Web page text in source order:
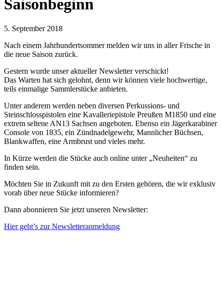
Saisonbeginn
5. September 2018
Nach einem Jahrhundertsommer melden wir uns in aller Frische in
die neue Saison zurück.
Gestern wurde unser aktueller Newsletter verschickt!
Das Warten hat sich gelohnt, denn wir können viele hochwertige,
teils einmalige Sammlerstücke anbieten.
Unter anderem werden neben diversen Perkussions- und
Steinschlosspistolen eine Kavalleriepistole Preußen M1850 und eine
extrem seltene AN13 Sachsen angeboten. Ebenso ein Jägerkarabiner
Console von 1835, ein Zündnadelgewehr, Mannlicher Büchsen,
Blankwaffen, eine Armbrust und vieles mehr.
In Kürze werden die Stücke auch online unter „Neuheiten“ zu
finden sein.
Möchten Sie in Zukunft mit zu den Ersten gehören, die wir exklusiv
vorab über neue Stücke informieren?
Dann abonnieren Sie jetzt unseren Newsletter:
Hier geht’s zur Newsletteranmeldung